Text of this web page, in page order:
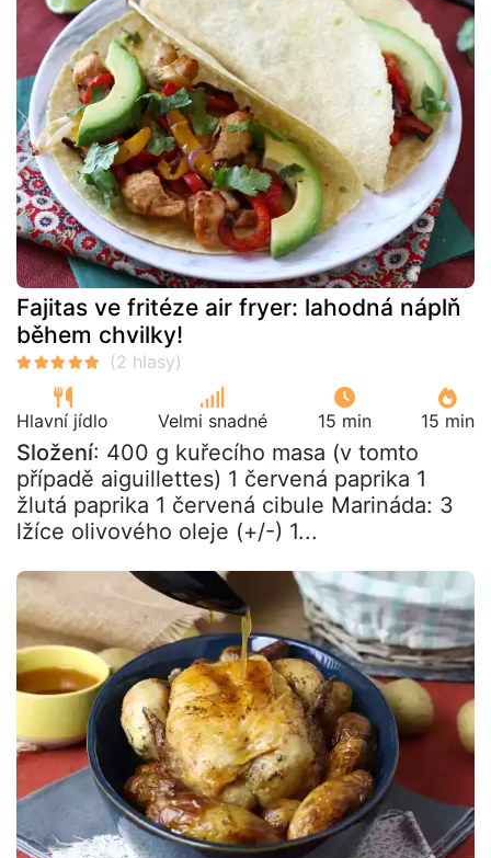
Fajitas ve fritéze air fryer: lahodná náplň
během chvilky!
Hlavní jídlo Velmi snadné 15 min 15 min
Složení: 400 g kuřecího masa (v tomto
případě aiguillettes) 1 červená paprika 1
žlutá paprika 1 červená cibule Marináda: 3
lžíce olivového oleje (+/-) 1...